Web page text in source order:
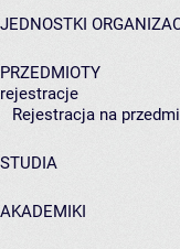
JEDNOSTKI
PRZEDMIOTY
rejestracje
Rejestracja na
STUDIA
AKADEMIKI